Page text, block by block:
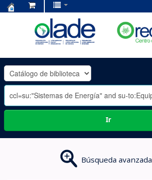
OLADE
-
Ir
Búsqueda avanzada